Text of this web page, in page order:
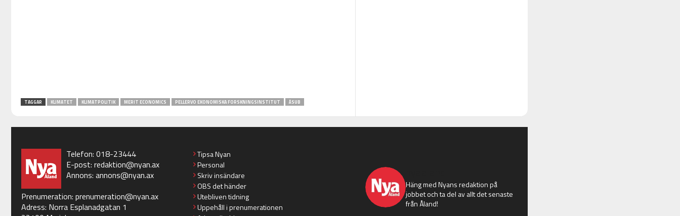
TAGGAR KLIMATET KLIMATPOLITIK MERIT ECONOMICS PELLERVO EKONOMISKA FORSKNINGSINSTITUT ÅSUB
Telefon: 018-23444
E-post: redaktion@nyan.ax
Annons: annons@nyan.ax
Prenumeration: prenumeration@nyan.ax
Adress: Norra Esplanadgatan 1
Tipsa Nyan
Personal
Skriv insändare
OBS det händer
Utebliven tidning
Uppehåll i prenumerationen
Häng med Nyans redaktion på
jobbet och ta del av allt det senaste
från Åland!